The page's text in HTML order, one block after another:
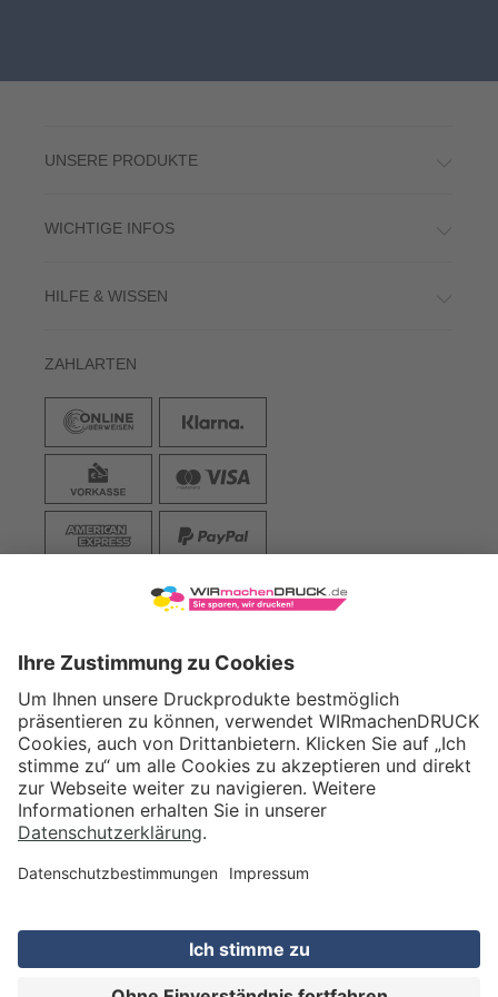
UNSERE PRODUKTE
WICHTIGE INFOS
HILFE & WISSEN
ZAHLARTEN
VERSAND
WIRmachenDRUCK GmbH
Illerstraße 15
71522 Backnang